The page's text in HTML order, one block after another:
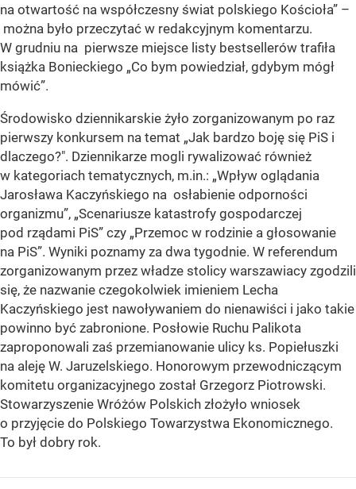
na otwartość na współczesny świat polskiego Kościoła” –
można było przeczytać w redakcyjnym komentarzu.
W grudniu na pierwsze miejsce listy bestsellerów trafiła
książka Bonieckiego „Co bym powiedział, gdybym mógł
mówić”.
Środowisko dziennikarskie żyło zorganizowanym po raz
pierwszy konkursem na temat „Jak bardzo boję się PiS i
dlaczego?". Dziennikarze mogli rywalizować również
w kategoriach tematycznych, m.in.: „Wpływ oglądania
Jarosława Kaczyńskiego na osłabienie odporności
organizmu”, „Scenariusze katastrofy gospodarczej
pod rządami PiS” czy „Przemoc w rodzinie a głosowanie
na PiS”. Wyniki poznamy za dwa tygodnie. W referendum
zorganizowanym przez władze stolicy warszawiacy zgodzili
się, że nazwanie czegokolwiek imieniem Lecha
Kaczyńskiego jest nawoływaniem do nienawiści i jako takie
powinno być zabronione. Posłowie Ruchu Palikota
zaproponowali zaś przemianowanie ulicy ks. Popiełuszki
na aleję W. Jaruzelskiego. Honorowym przewodniczącym
komitetu organizacyjnego został Grzegorz Piotrowski.
Stowarzyszenie Wróżów Polskich złożyło wniosek
o przyjęcie do Polskiego Towarzystwa Ekonomicznego.
To był dobry rok.